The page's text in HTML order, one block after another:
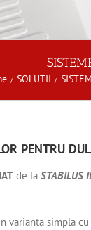
SOLUTII
PENTRU
de la STABILUS
varianta simpla